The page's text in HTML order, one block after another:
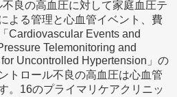
良の高血圧に対して家庭血圧テ
よる管理と心血管イベント、費
Cardiovascular Events and
Telemonitoring and
Uncontrolled Hypertension」の
トロール不良の高血圧は心血管
。16のプライマリケアクリニッ